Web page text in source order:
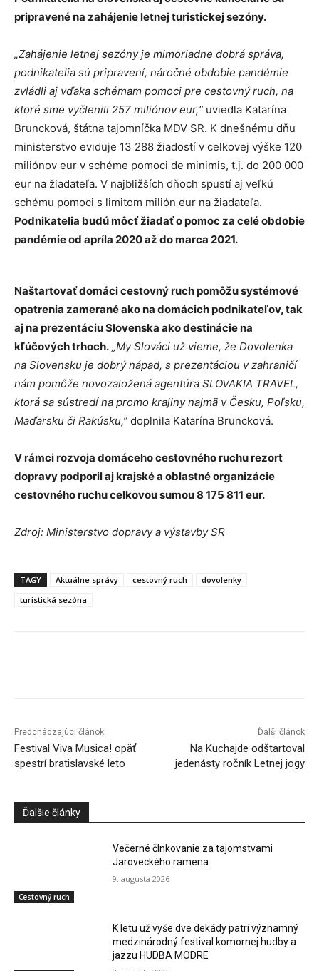
pripravené na zahájenie letnej turistickej sezóny.
„Zahájenie letnej sezóny je mimoriadne dobrá správa,
podnikatelia sú pripravení, náročné obdobie pandémie
zvládli aj vďaka schémam pomoci pre cestovný ruch, na
ktoré sme vyčlenili 257 miliónov eur,“uviedla Katarína
Bruncková, štátna tajomníčka MDV SR. K dnešnému dňu
ministerstvo eviduje 13 288 žiadostí v celkovej výške 120
miliónov eur v schéme pomoci de minimis, t.j. do 200 000
eur na žiadateľa. V najbližších dňoch spustí aj veľkú
schému pomoci s limitom milión eur na žiadateľa.
Podnikatelia budú môcť žiadať o pomoc za celé obdobie
pandémie od apríla 2020 až do marca 2021.
Naštartovať domáci cestovný ruch pomôžu systémové
opatrenia zamerané ako na domácich podnikateľov, tak
aj na prezentáciu Slovenska ako destinácie na
kľúčových trhoch. „My Slováci už vieme, že Dovolenka
na Slovensku je dobrý nápad, s prezentáciou v zahraničí
nám pomôže novozaložená agentúra SLOVAKIA TRAVEL,
ktorá sa sústredí na promo krajiny najmä v Česku, Poľsku,
Maďarsku či Rakúsku,” doplnila Katarína Bruncková.
V rámci rozvoja domáceho cestovného ruchu rezort
dopravy podporil aj krajské a oblastné organizácie
cestovného ruchu celkovou sumou 8 175 811 eur.
Zdroj: Ministerstvo dopravy a výstavby SR
TAGY Aktuálne správy cestovný ruch
dovolenky
turistická sezóna
Predchádzajúci článok
Festival Viva Musica! opäť
spestrí bratislavské leto
Ďalší článok
Na Kuchajde odštartoval
jedenásty ročník Letnej jogy
Ďalšie články
Cestovný ruch
Večerné člnkovanie za tajomstvami
Jaroveckého ramena
9. augusta 2026
K letu už vyše dve dekády patrí významný
medzinárodný festival komornej hudby a
jazzu HUDBA MODRE